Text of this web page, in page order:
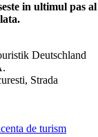
in ultimul pas al
Deutschland
Strada
de turism